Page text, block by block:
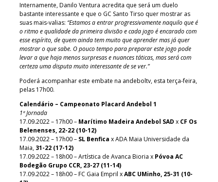
Internamente, Danilo Ventura acredita que será um duelo
bastante interessante e que o GC Santo Tirso quer mostrar as
suas mais-valias: “Estamos a entrar progressivamente naquilo que é
o ritmo e qualidade da primeira divisão e cada jogo é encarado com
esse espírito, de quem ainda tem muito que aprender mas já quer
mostrar o que sabe. O pouco tempo para preparar este jogo pode
levar a que haja menos surpresas e nuances táticas, mas será com
certeza uma disputa muito interessante de se ver.”
Poderá acompanhar este embate na andeboltv, esta terça-feira,
pelas 17h00.
Calendário – Campeonato Placard Andebol 1
1ª Jornada
17.09.2022 – 17h00 – Marítimo Madeira Andebol SAD x CF Os
Belenenses, 22-22 (10-12)
17.09.2022 – 17h00 – SL Benfica x ADA Maia Universidade da
Maia, 31-22 (17-12)
17.09.2022 – 18h00 – Artística de Avanca Bioria x Póvoa AC
Bodegão Grupo CCR, 23-27 (11-14)
17.09.2022 – 18h00 – FC Gaia Empril xABC UMinho, 25-31 (10-